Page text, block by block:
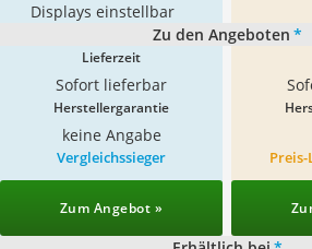
Displays einstellbar
Zu den Angeboten *
Lieferzeit
Sofort lieferbar
Herstellergarantie
keine Angabe
Vergleichssieger
Zum Angebot »
Preis-